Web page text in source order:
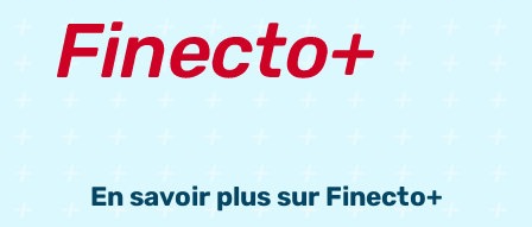
En savoir plus sur Finecto+